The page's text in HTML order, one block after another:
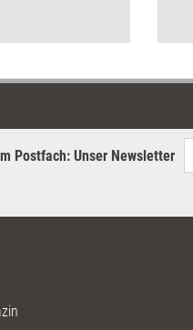
werden können.
Postfach: Unser Newsletter